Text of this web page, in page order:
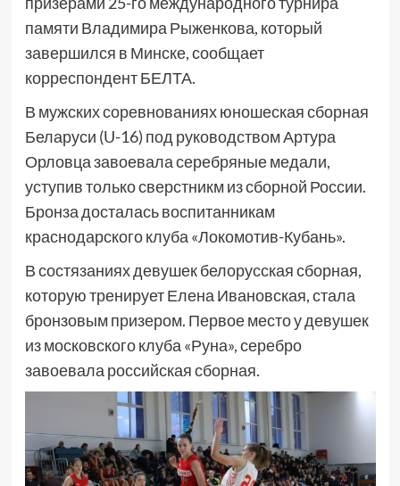
памяти Владимира Рыженкова, который
завершился в Минске, сообщает
корреспондент БЕЛТА.
В мужских соревнованиях юношеская сборная
Беларуси (U-16) под руководством Артура
Орловца завоевала серебряные медали,
уступив только сверстникм из сборной России.
Бронза досталась воспитанникам
краснодарского клуба «Локомотив-Кубань».
В состязаниях девушек белорусская сборная,
которую тренирует Елена Ивановская, стала
бронзовым призером. Первое место у девушек
из московского клуба «Руна», серебро
завоевала российская сборная.